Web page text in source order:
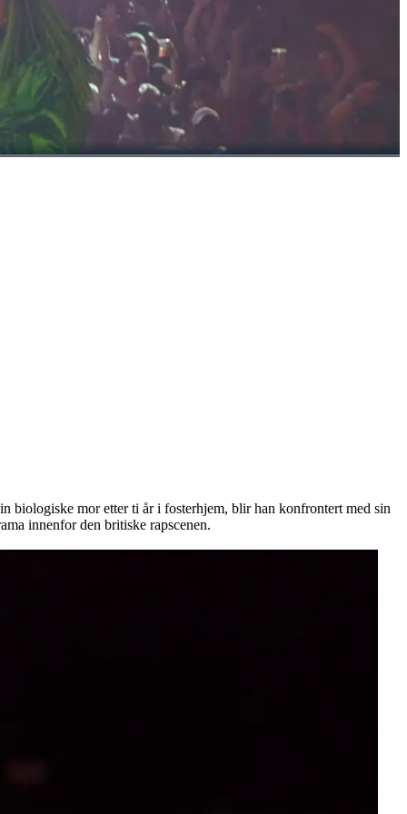
biologiske mor etter ti år i fosterhjem, blir han konfrontert med sin
innenfor den britiske rapscenen.